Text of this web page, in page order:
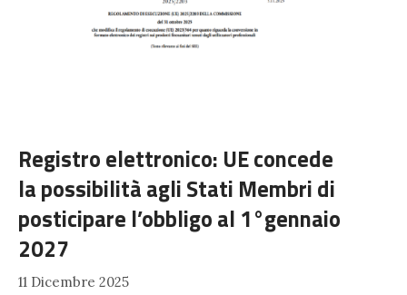
Registro elettronico: UE concede
la possibilità agli Stati Membri di
posticipare l’obbligo al 1°gennaio
2027
11 Dicembre 2025